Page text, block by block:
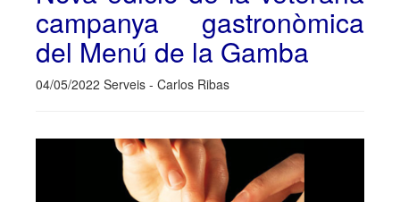
campanya gastronòmica
del Menú de la Gamba
04/05/2022 Serveis - Carlos Ribas